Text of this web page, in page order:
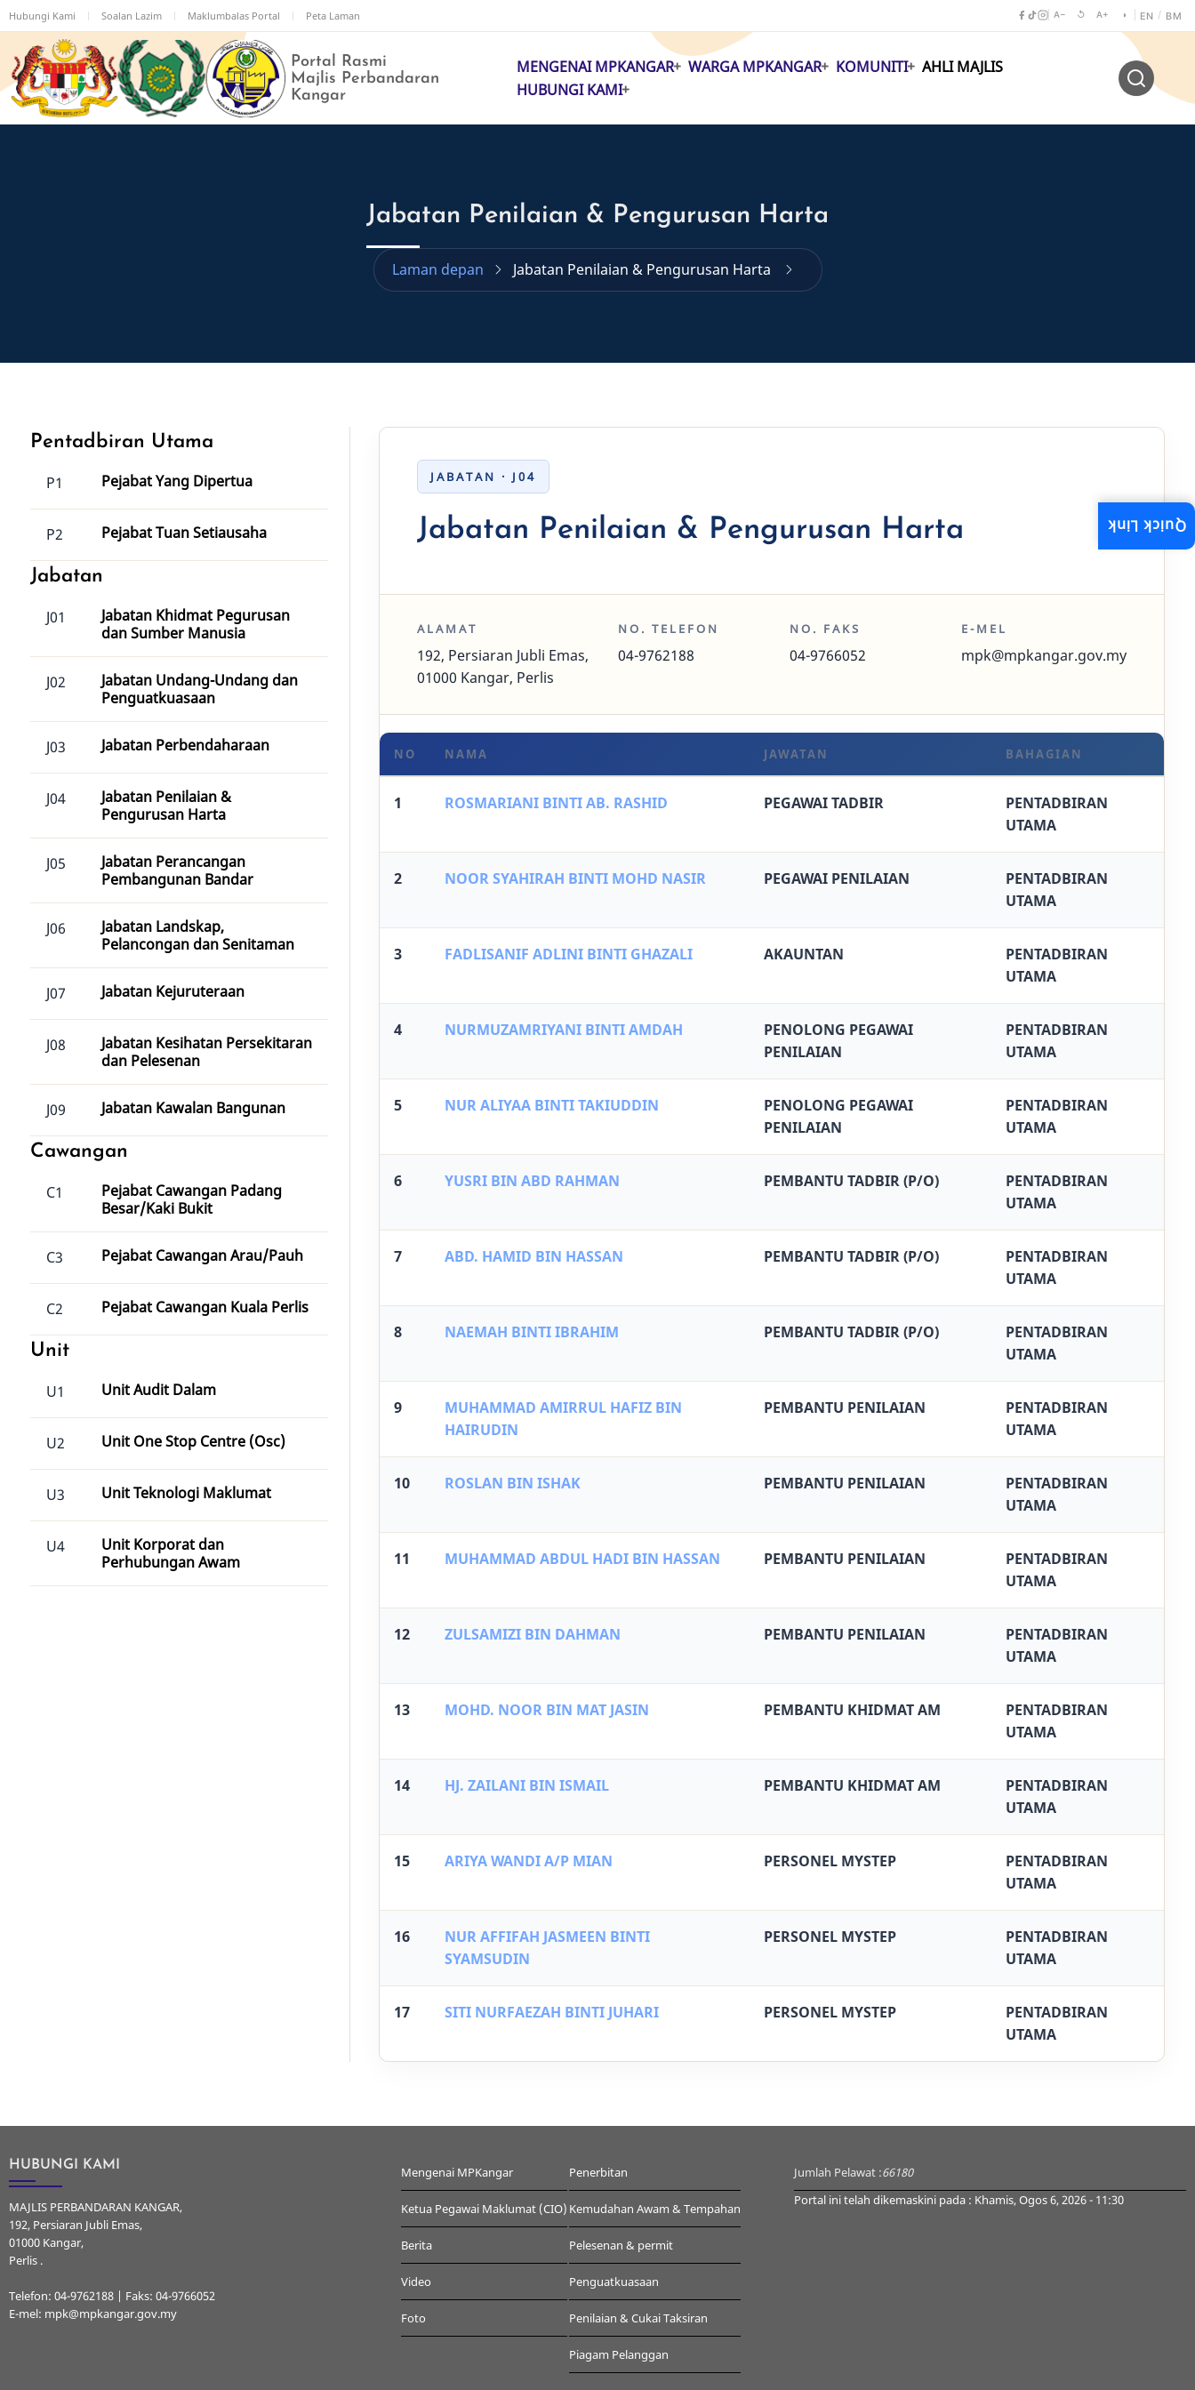
Langkau
ke
kandungan
utama
Hubungi Kami Soalan Lazim Maklumbalas Portal Peta Laman A− ↺ A+ ◑ EN / BM
Portal Rasmi
Majlis Perbandaran
Kangar
MAIN
MENGENAI MPKANGAR WARGA MPKANGAR KOMUNITI
AHLI MAJLIS
HUBUNGI KAMI
Jabatan Penilaian & Pengurusan Harta
Laman depan Jabatan Penilaian & Pengurusan Harta
Pentadbiran Utama
P1 Pejabat Yang Dipertua
P2 Pejabat Tuan Setiausaha
Jabatan
J01
Jabatan Khidmat Pegurusan
dan Sumber Manusia
J02
Jabatan Undang-Undang dan
Penguatkuasaan
J03 Jabatan Perbendaharaan
J04
Jabatan Penilaian &
Pengurusan Harta
J05
Jabatan Perancangan
Pembangunan Bandar
J06
Jabatan Landskap,
Pelancongan dan Senitaman
J07 Jabatan Kejuruteraan
J08
Jabatan Kesihatan Persekitaran
dan Pelesenan
J09 Jabatan Kawalan Bangunan
Cawangan
C1
Pejabat Cawangan Padang
Besar/Kaki Bukit
C3 Pejabat Cawangan Arau/Pauh
C2 Pejabat Cawangan Kuala Perlis
Unit
U1 Unit Audit Dalam
U2 Unit One Stop Centre (Osc)
U3 Unit Teknologi Maklumat
U4
Unit Korporat dan
Perhubungan Awam
JABATAN · J04
Jabatan Penilaian & Pengurusan Harta
ALAMAT
192, Persiaran Jubli Emas,
01000 Kangar, Perlis
NO. TELEFON
04-9762188
NO. FAKS
04-9766052
E-MEL
mpk@mpkangar.gov.my
NO NAMA JAWATAN BAHAGIAN
1 ROSMARIANI BINTI AB. RASHID PEGAWAI TADBIR
PENTADBIRAN
UTAMA
2 NOOR SYAHIRAH BINTI MOHD NASIR PEGAWAI PENILAIAN
PENTADBIRAN
UTAMA
3 FADLISANIF ADLINI BINTI GHAZALI AKAUNTAN
PENTADBIRAN
UTAMA
4 NURMUZAMRIYANI BINTI AMDAH
PENOLONG PEGAWAI
PENILAIAN
PENTADBIRAN
UTAMA
5 NUR ALIYAA BINTI TAKIUDDIN
PENOLONG PEGAWAI
PENILAIAN
PENTADBIRAN
UTAMA
6 YUSRI BIN ABD RAHMAN PEMBANTU TADBIR (P/O)
PENTADBIRAN
UTAMA
7 ABD. HAMID BIN HASSAN PEMBANTU TADBIR (P/O)
PENTADBIRAN
UTAMA
8 NAEMAH BINTI IBRAHIM PEMBANTU TADBIR (P/O)
PENTADBIRAN
UTAMA
9
MUHAMMAD AMIRRUL HAFIZ BIN
HAIRUDIN
PEMBANTU PENILAIAN
PENTADBIRAN
UTAMA
10 ROSLAN BIN ISHAK PEMBANTU PENILAIAN
PENTADBIRAN
UTAMA
11 MUHAMMAD ABDUL HADI BIN HASSAN PEMBANTU PENILAIAN
PENTADBIRAN
UTAMA
12 ZULSAMIZI BIN DAHMAN PEMBANTU PENILAIAN
PENTADBIRAN
UTAMA
13 MOHD. NOOR BIN MAT JASIN PEMBANTU KHIDMAT AM
PENTADBIRAN
UTAMA
14 HJ. ZAILANI BIN ISMAIL PEMBANTU KHIDMAT AM
PENTADBIRAN
UTAMA
15 ARIYA WANDI A/P MIAN PERSONEL MYSTEP
PENTADBIRAN
UTAMA
16
NUR AFFIFAH JASMEEN BINTI
SYAMSUDIN
PERSONEL MYSTEP
PENTADBIRAN
UTAMA
17 SITI NURFAEZAH BINTI JUHARI PERSONEL MYSTEP
PENTADBIRAN
UTAMA
HUBUNGI KAMI
MAJLIS PERBANDARAN KANGAR,
192, Persiaran Jubli Emas,
01000 Kangar,
Perlis .
Telefon: 04-9762188 | Faks: 04-9766052
E-mel: mpk@mpkangar.gov.my
Mengenai MPKangar
Ketua Pegawai Maklumat (CIO)
Berita
Video
Foto
Penerbitan
Kemudahan Awam & Tempahan
Pelesenan & permit
Penguatkuasaan
Penilaian & Cukai Taksiran
Piagam Pelanggan
Jumlah Pelawat :66180
Portal ini telah dikemaskini pada : Khamis, Ogos 6, 2026 - 11:30
Quick Link